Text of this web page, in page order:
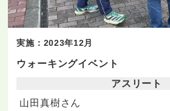
実施：2023年12月
ウォーキングイベント
アスリート
山田真樹さん